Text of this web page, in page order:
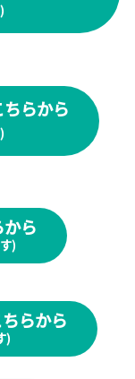
らから
ら
)
らから
)